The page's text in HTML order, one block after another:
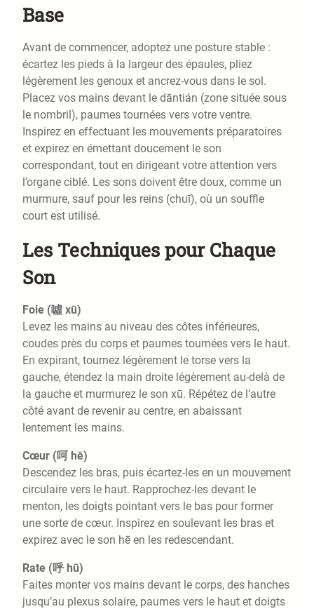
Base
Avant de commencer, adoptez une posture stable :
écartez les pieds à la largeur des épaules, pliez
légèrement les genoux et ancrez-vous dans le sol.
Placez vos mains devant le dāntián (zone située sous
le nombril), paumes tournées vers votre ventre.
Inspirez en effectuant les mouvements préparatoires
et expirez en émettant doucement le son
correspondant, tout en dirigeant votre attention vers
l’organe ciblé. Les sons doivent être doux, comme un
murmure, sauf pour les reins (chuī), où un souffle
court est utilisé.
Les Techniques pour Chaque
Son
Foie (噓 xū)
Levez les mains au niveau des côtes inférieures,
coudes près du corps et paumes tournées vers le haut.
En expirant, tournez légèrement le torse vers la
gauche, étendez la main droite légèrement au-delà de
la gauche et murmurez le son xū. Répétez de l’autre
côté avant de revenir au centre, en abaissant
lentement les mains.
Cœur (呵 hē)
Descendez les bras, puis écartez-les en un mouvement
circulaire vers le haut. Rapprochez-les devant le
menton, les doigts pointant vers le bas pour former
une sorte de cœur. Inspirez en soulevant les bras et
expirez avec le son hē en les redescendant.
Rate (呼 hū)
Faites monter vos mains devant le corps, des hanches
jusqu’au plexus solaire, paumes vers le haut et doigts